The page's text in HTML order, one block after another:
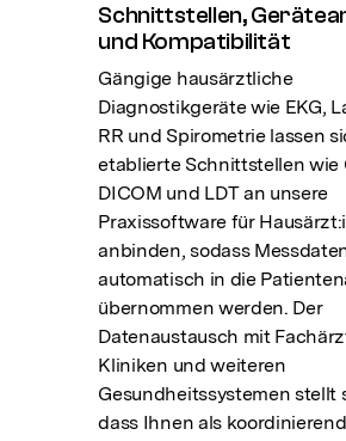
Schnittstellen,
und Kompatibilität
Gängige hausärztliche
Diagnostikgeräte wie EKG,
RR und Spirometrie lassen
etablierte Schnittstellen wie
DICOM und LDT an unsere
Praxissoftware für
anbinden, sodass
automatisch in die
übernommen werden. Der
Datenaustausch mit
Kliniken und weiteren
Gesundheitssystemen stellt
dass Ihnen als